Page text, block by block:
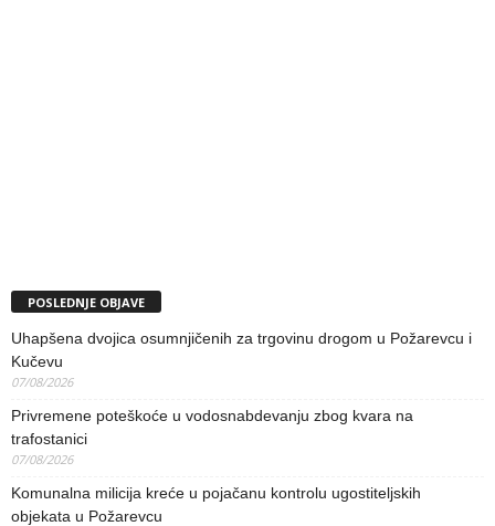
POSLEDNJE OBJAVE
Uhapšena dvojica osumnjičenih za trgovinu drogom u Požarevcu i
Kučevu
07/08/2026
Privremene poteškoće u vodosnabdevanju zbog kvara na
trafostanici
07/08/2026
Komunalna milicija kreće u pojačanu kontrolu ugostiteljskih
objekata u Požarevcu